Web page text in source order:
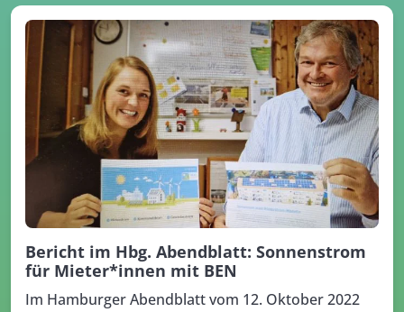
Bericht im Hbg. Abendblatt: Sonnenstrom
für Mieter*innen mit BEN
Im Hamburger Abendblatt vom 12. Oktober 2022